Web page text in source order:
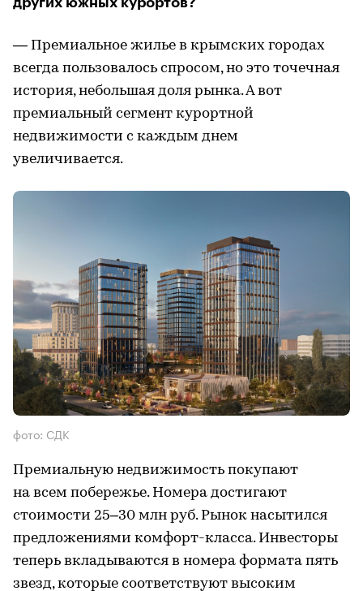
— Премиальное жилье в крымских городах
всегда пользовалось спросом, но это точечная
история, небольшая доля рынка. А вот
премиальный сегмент курортной
недвижимости с каждым днем
увеличивается.
фото: СДК
Премиальную недвижимость покупают
на всем побережье. Номера достигают
стоимости 25–30 млн руб. Рынок насытился
предложениями комфорт-класса. Инвесторы
теперь вкладываются в номера формата пять
звезд, которые соответствуют высоким